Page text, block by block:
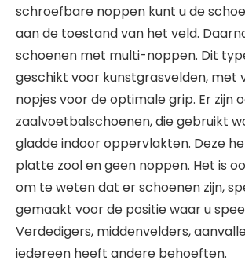
schroefbare noppen kunt u de
aan de toestand van het veld.
schoenen met multi-noppen. Dit
geschikt voor kunstgrasvelden, met
nopjes voor de optimale grip. Er zijn
zaalvoetbalschoenen, die gebruikt
gladde indoor oppervlakten. Deze
platte zool en geen noppen. Het is
om te weten dat er schoenen zijn,
gemaakt voor de positie waar u
Verdedigers, middenvelders,
iedereen heeft andere behoeften.